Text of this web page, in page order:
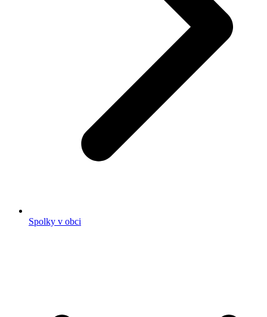
Spolky v obci